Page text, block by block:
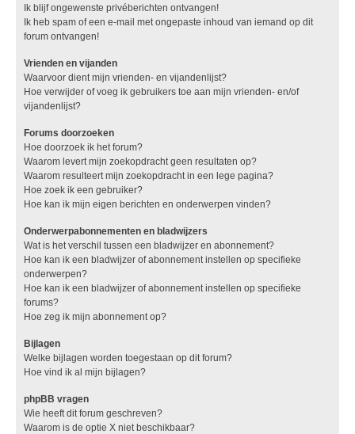
Ik blijf ongewenste privéberichten ontvangen!
Ik heb spam of een e-mail met ongepaste inhoud van iemand op dit
forum ontvangen!
Vrienden en vijanden
Waarvoor dient mijn vrienden- en vijandenlijst?
Hoe verwijder of voeg ik gebruikers toe aan mijn vrienden- en/of
vijandenlijst?
Forums doorzoeken
Hoe doorzoek ik het forum?
Waarom levert mijn zoekopdracht geen resultaten op?
Waarom resulteert mijn zoekopdracht in een lege pagina?
Hoe zoek ik een gebruiker?
Hoe kan ik mijn eigen berichten en onderwerpen vinden?
Onderwerpabonnementen en bladwijzers
Wat is het verschil tussen een bladwijzer en abonnement?
Hoe kan ik een bladwijzer of abonnement instellen op specifieke
onderwerpen?
Hoe kan ik een bladwijzer of abonnement instellen op specifieke
forums?
Hoe zeg ik mijn abonnement op?
Bijlagen
Welke bijlagen worden toegestaan op dit forum?
Hoe vind ik al mijn bijlagen?
phpBB vragen
Wie heeft dit forum geschreven?
Waarom is de optie X niet beschikbaar?